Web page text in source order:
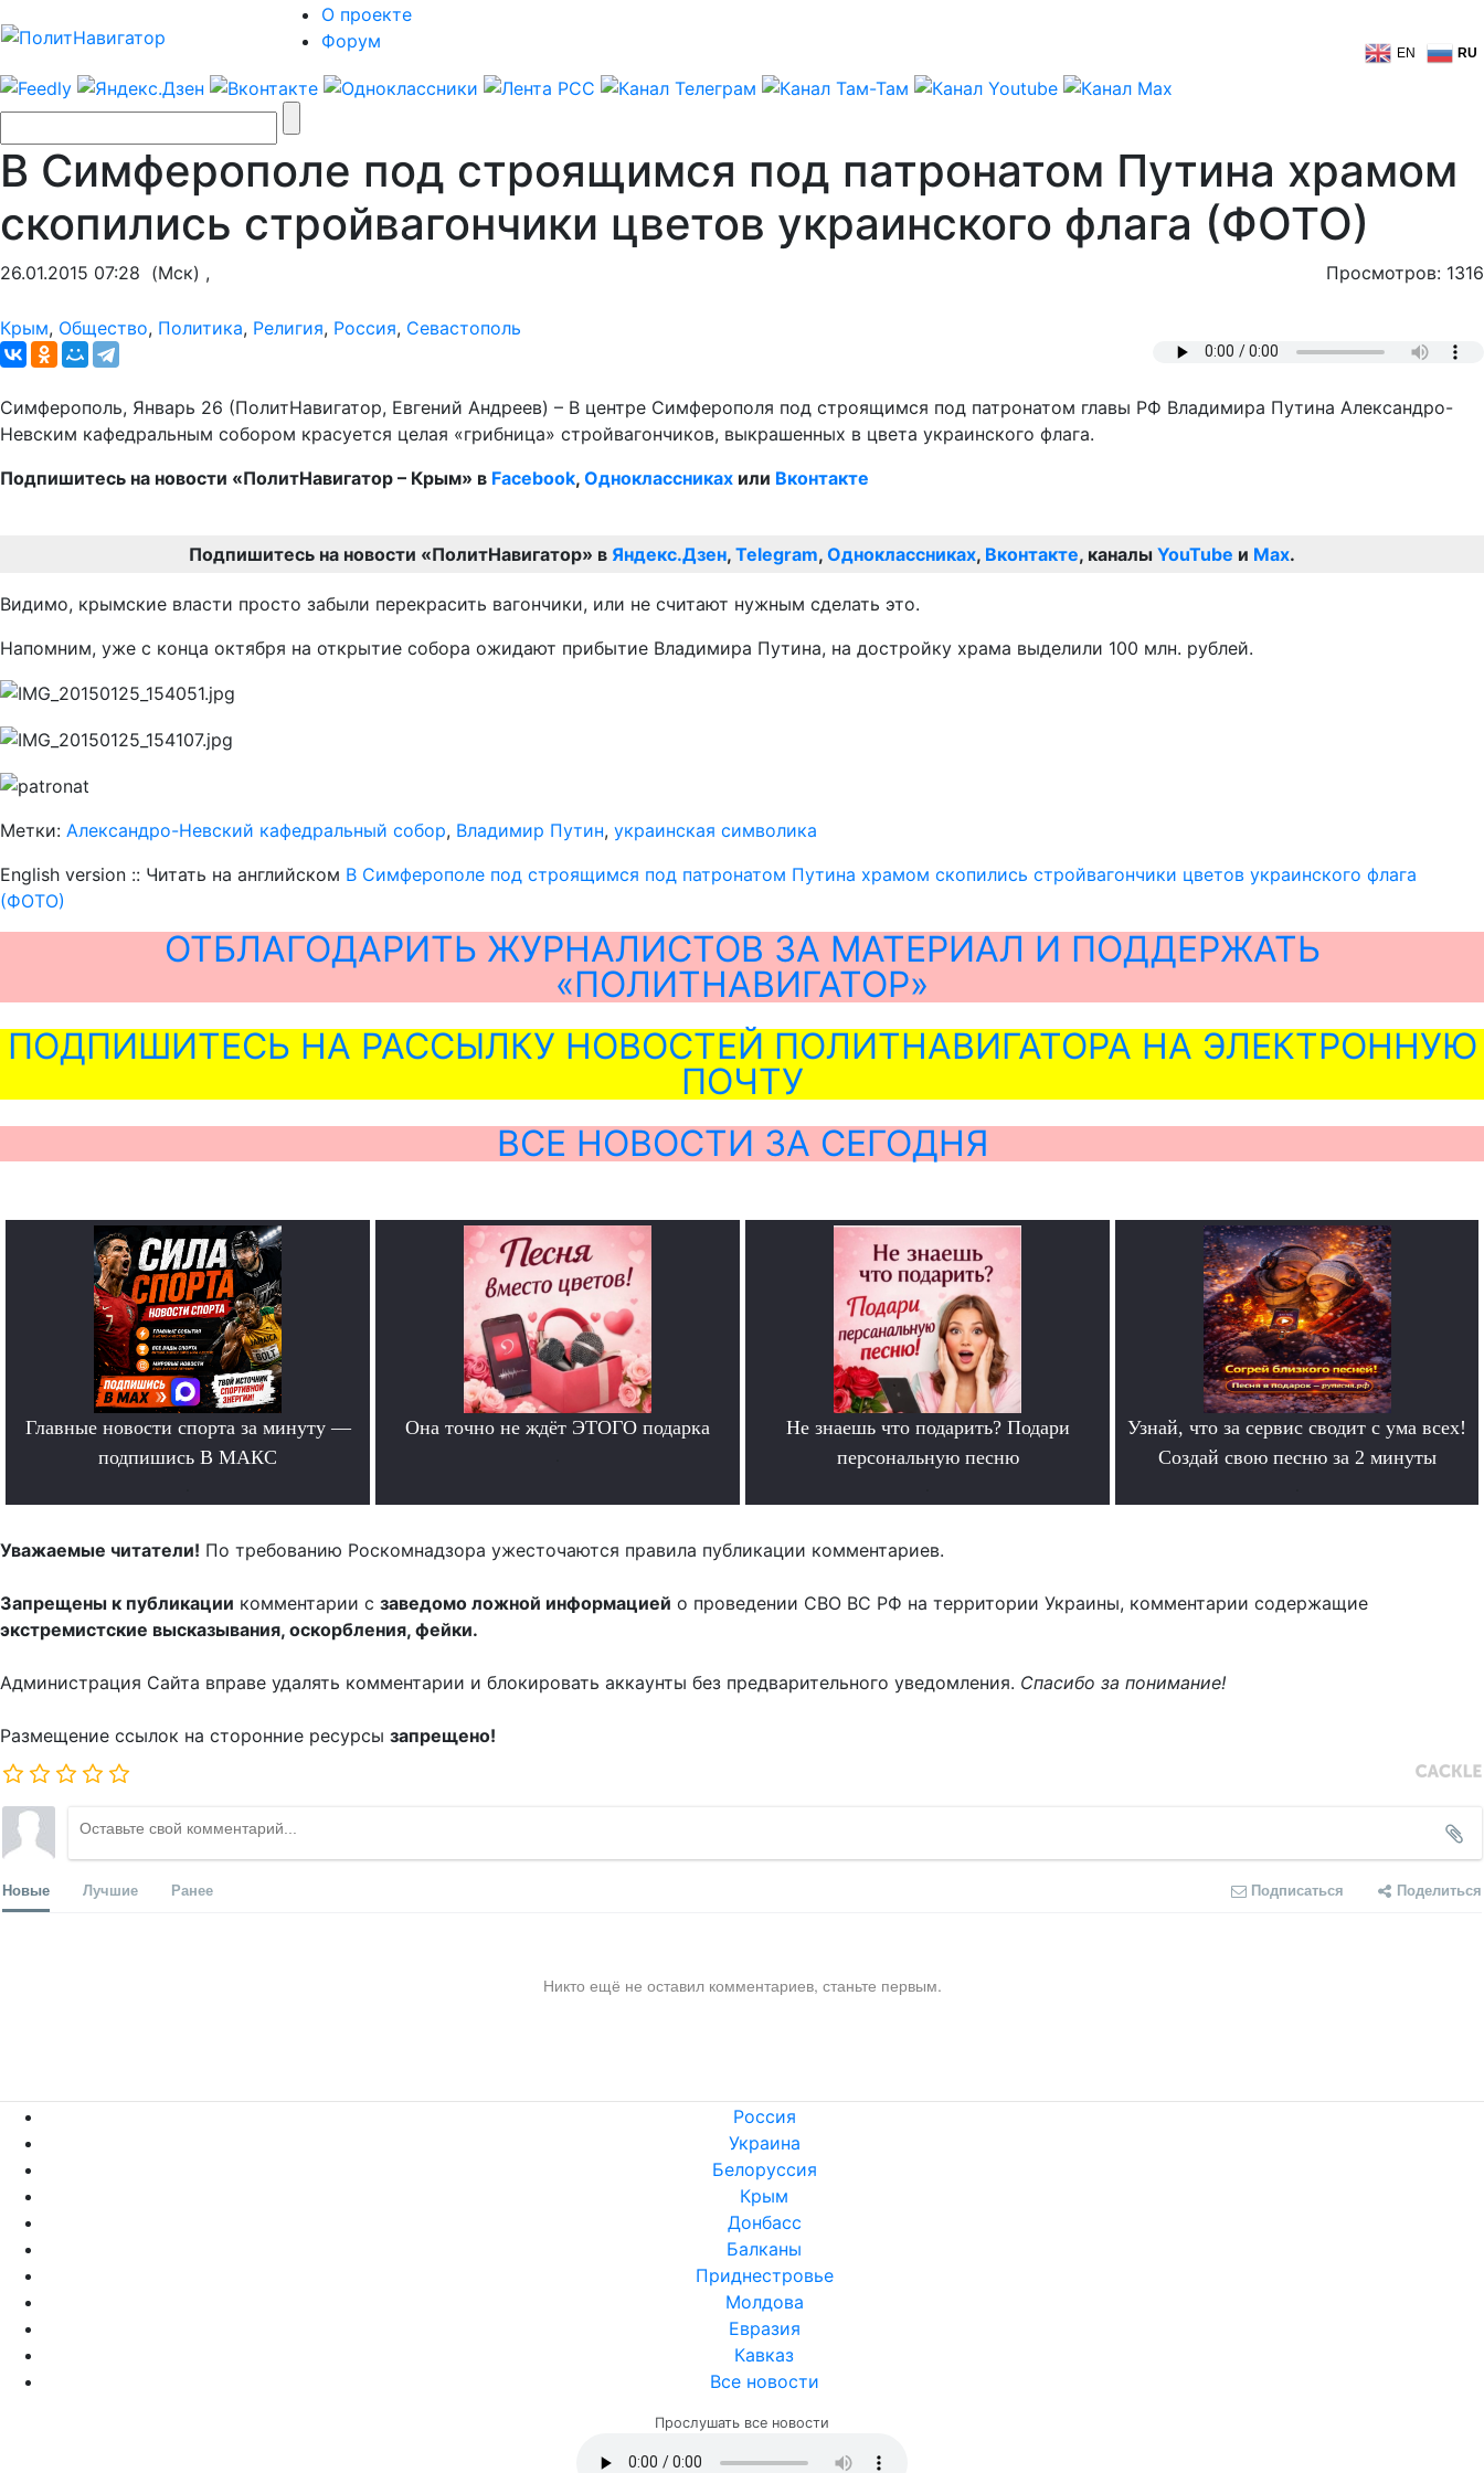
О проекте
Форум
EN RU
В Симферополе под строящимся под патронатом Путина храмом
скопились стройвагончики цветов украинского флага (ФОТО)
26.01.2015 07:28 (Мск) , Просмотров: 1316
Крым, Общество, Политика, Религия, Россия, Севастополь
Симферополь, Январь 26 (ПолитНавигатор, Евгений Андреев) – В центре Симферополя под строящимся под патронатом главы РФ Владимира Путина Александро-
Невским кафедральным собором красуется целая «грибница» стройвагончиков, выкрашенных в цвета украинского флага.
Подпишитесь на новости «ПолитНавигатор – Крым» в Facebook, Одноклассниках или Вконтакте
Подпишитесь на новости «ПолитНавигатор» в Яндекс.Дзен, Telegram, Одноклассниках, Вконтакте, каналы YouTube и Max.
Видимо, крымские власти просто забыли перекрасить вагончики, или не считают нужным сделать это.
Напомним, уже с конца октября на открытие собора ожидают прибытие Владимира Путина, на достройку храма выделили 100 млн. рублей.
Метки: Александро-Невский кафедральный собор, Владимир Путин, украинская символика
English version :: Читать на английском В Симферополе под строящимся под патронатом Путина храмом скопились стройвагончики цветов украинского флага
(ФОТО)
ОТБЛАГОДАРИТЬ ЖУРНАЛИСТОВ ЗА МАТЕРИАЛ И ПОДДЕРЖАТЬ
«ПОЛИТНАВИГАТОР»
ПОДПИШИТЕСЬ НА РАССЫЛКУ НОВОСТЕЙ ПОЛИТНАВИГАТОРА НА ЭЛЕКТРОННУЮ
ПОЧТУ
ВСЕ НОВОСТИ ЗА СЕГОДНЯ
Главные новости спорта за минуту —
подпишись В МАКС
Она точно не ждёт ЭТОГО подарка
Не знаешь что подарить? Подари
персональную песню
Узнай, что за сервис сводит с ума всех!
Создай свою песню за 2 минуты
Уважаемые читатели! По требованию Роскомнадзора ужесточаются правила публикации комментариев.
Запрещены к публикации комментарии с заведомо ложной информацией о проведении СВО ВС РФ на территории Украины, комментарии содержащие
экстремистские высказывания, оскорбления, фейки.
Администрация Сайта вправе удалять комментарии и блокировать аккаунты без предварительного уведомления. Спасибо за понимание!
Размещение ссылок на сторонние ресурсы запрещено!
Новые Лучшие Ранее Подписаться Поделиться
Никто ещё не оставил комментариев, станьте первым.
Россия
Украина
Белоруссия
Крым
Донбасс
Балканы
Приднестровье
Молдова
Евразия
Кавказ
Все новости
Прослушать все новости